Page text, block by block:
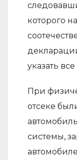
которого
указать
При
отсеке
системы,